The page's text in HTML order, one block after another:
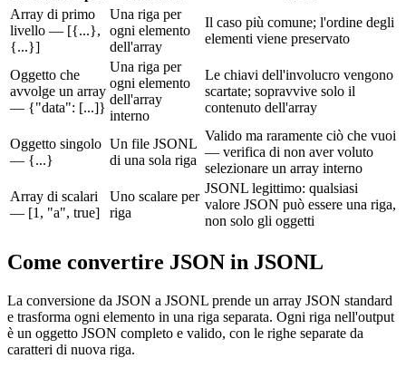
Array di primo
livello — [{...},
{...}]
Una riga per
ogni elemento
dell'array
Il caso più comune; l'ordine degli
elementi viene preservato
Oggetto che
avvolge un array
— {"data": [...]}
Una riga per
ogni elemento
dell'array
interno
Le chiavi dell'involucro vengono
scartate; sopravvive solo il
contenuto dell'array
Oggetto singolo
— {...}
Un file JSONL
di una sola riga
Valido ma raramente ciò che vuoi
— verifica di non aver voluto
selezionare un array interno
Array di scalari
— [1, "a", true]
Uno scalare per
riga
JSONL legittimo: qualsiasi
valore JSON può essere una riga,
non solo gli oggetti
Come convertire JSON in JSONL
La conversione da JSON a JSONL prende un array JSON standard
e trasforma ogni elemento in una riga separata. Ogni riga nell'output
è un oggetto JSON completo e valido, con le righe separate da
caratteri di nuova riga.